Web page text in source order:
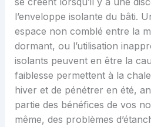
l’enveloppe isolante du bâti.
espace non comblé entre la
dormant, ou l’utilisation
isolants peuvent en être la
faiblesse permettent à la
hiver et de pénétrer en été,
partie des bénéfices de vos
même, des problèmes